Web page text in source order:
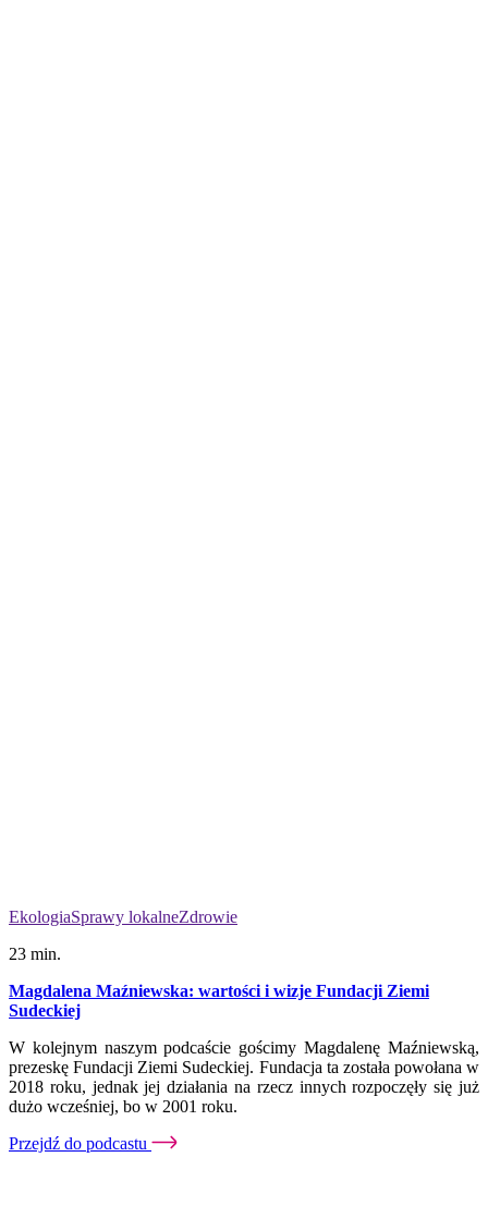
EkologiaSprawy lokalneZdrowie
23 min.
Magdalena Maźniewska: wartości i wizje Fundacji Ziemi
Sudeckiej
W kolejnym naszym podcaście gościmy Magdalenę Maźniewską,
prezeskę Fundacji Ziemi Sudeckiej. Fundacja ta została powołana w
2018 roku, jednak jej działania na rzecz innych rozpoczęły się już
dużo wcześniej, bo w 2001 roku.
Przejdź do podcastu